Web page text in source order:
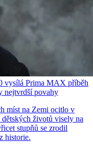
vysílá Prima MAX příběh
nejtvrdší povahy
míst na Zemi ocitlo v
životů visely na
stupňů se zrodil
historie.